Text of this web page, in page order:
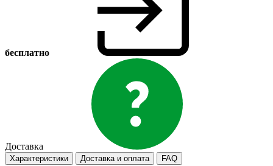
бесплатно
Доставка
Характеристики Доставка и оплата FAQ